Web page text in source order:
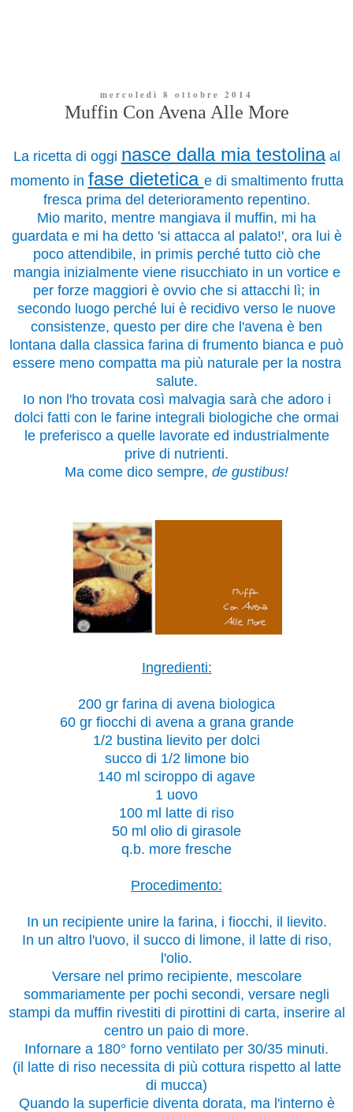
mercoledì 8 ottobre 2014
Muffin Con Avena Alle More
La ricetta di oggi nasce dalla mia testolinaal
momento in fase dietetica e di smaltimento frutta
fresca prima del deterioramento repentino.
Mio marito, mentre mangiava il muffin, mi ha
guardata e mi ha detto 'si attacca al palato!', ora lui è
poco attendibile, in primis perché tutto ciò che
mangia inizialmente viene risucchiato in un vortice e
per forze maggiori è ovvio che si attacchi lì; in
secondo luogo perché lui è recidivo verso le nuove
consistenze, questo per dire che l'avena è ben
lontana dalla classica farina di frumento bianca e può
essere meno compatta ma più naturale per la nostra
salute.
Io non l'ho trovata così malvagia sarà che adoro i
dolci fatti con le farine integrali biologiche che ormai
le preferisco a quelle lavorate ed industrialmente
prive di nutrienti.
Ma come dico sempre, de gustibus!
Ingredienti:
200 gr farina di avena biologica
60 gr fiocchi di avena a grana grande
1/2 bustina lievito per dolci
succo di 1/2 limone bio
140 ml sciroppo di agave
1 uovo
100 ml latte di riso
50 ml olio di girasole
q.b. more fresche
Procedimento:
In un recipiente unire la farina, i fiocchi, il lievito.
In un altro l'uovo, il succo di limone, il latte di riso,
l'olio.
Versare nel primo recipiente, mescolare
sommariamente per pochi secondi, versare negli
stampi da muffin rivestiti di pirottini di carta, inserire al
centro un paio di more.
Infornare a 180° forno ventilato per 30/35 minuti.
(il latte di riso necessita di più cottura rispetto al latte
di mucca)
Quando la superficie diventa dorata, ma l'interno è